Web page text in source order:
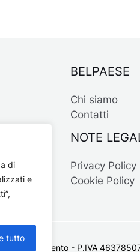
di
e
tutto
BELPAESE
Chi siamo
Contatti
NOTE
Privacy Policy
Cookie Policy
del Salento - P.IVA